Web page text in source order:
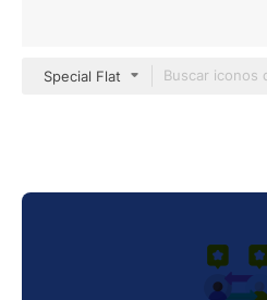
Special Flat